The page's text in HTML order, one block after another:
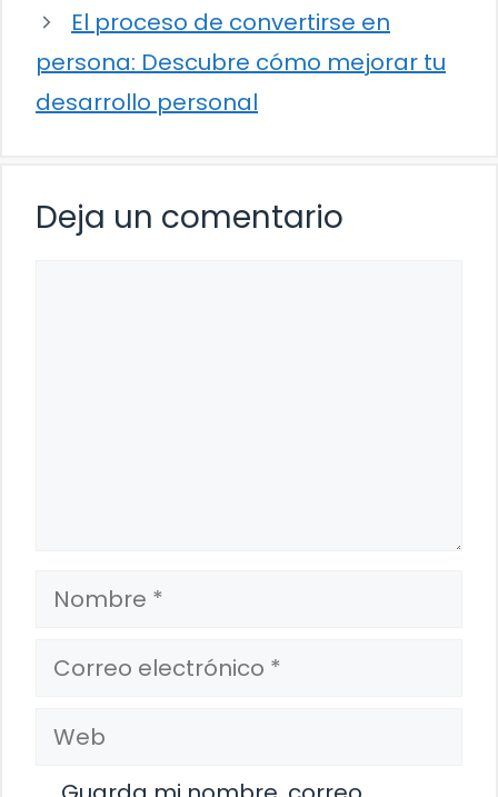
El proceso de convertirse en
persona: Descubre cómo mejorar tu
desarrollo personal
Deja un comentario
Nombre
Correo
electrónico
Web